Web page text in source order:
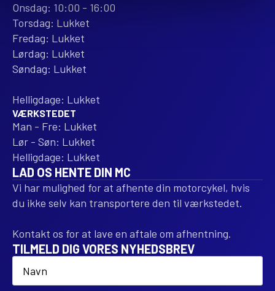
Onsdag: 10:00 - 16:00
Torsdag: Lukket
Fredag: Lukket
Lørdag: Lukket
Søndag: Lukket
Helligdage: Lukket
VÆRKSTEDET
Man - Fre: Lukket
Lør - Søn: Lukket
Helligdage: Lukket
LAD OS HENTE DIN MC
Vi har mulighed for at afhente din motorcykel, hvis
du ikke selv kan transportere den til værkstedet.
Kontakt os for at lave en aftale om afhentning.
TILMELD DIG VORES NYHEDSBREV
Name